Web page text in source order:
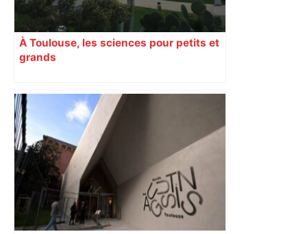
À Toulouse, les sciences pour petits et
grands